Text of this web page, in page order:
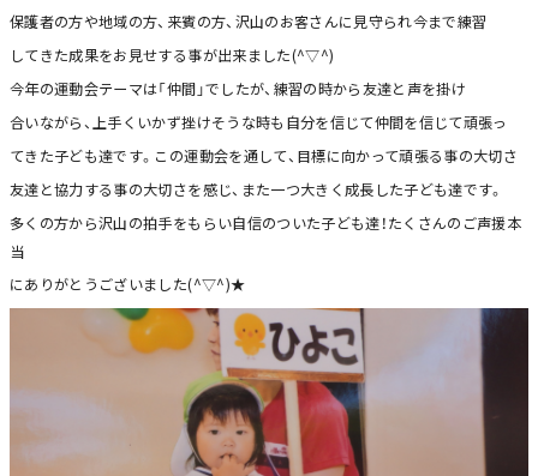
保護者の方や地域の方、来賓の方、沢山のお客さんに見守られ今まで練習
してきた成果をお見せする事が出来ました(^▽^)
今年の運動会テーマは「仲間」でしたが、練習の時から友達と声を掛け
合いながら、上手くいかず挫けそうな時も自分を信じて仲間を信じて頑張っ
てきた子ども達です。この運動会を通して、目標に向かって頑張る事の大切さ
友達と協力する事の大切さを感じ、また一つ大きく成長した子ども達です。
多くの方から沢山の拍手をもらい自信のついた子ども達！たくさんのご声援本
当
にありがとうございました(^▽^)★